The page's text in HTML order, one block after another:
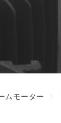
ムモーター